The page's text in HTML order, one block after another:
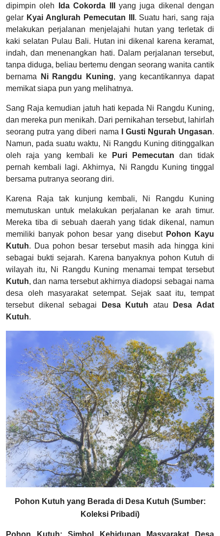
dipimpin oleh
Ida Cokorda III
yang juga dikenal dengan
gelar Kyai Anglurah Pemecutan III . Suatu hari, sang raja
melakukan perjalanan menjelajahi hutan yang terletak di
kaki selatan Pulau Bali. Hutan ini dikenal karena keramat,
indah, dan menenangkan hati. Dalam perjalanan tersebut,
tanpa diduga, beliau bertemu dengan seorang wanita cantik
bernama
Ni Rangdu Kuning, yang kecantikannya dapat
memikat siapa pun yang melihatnya.
Sang Raja kemudian jatuh hati kepada Ni Rangdu Kuning,
dan mereka pun menikah. Dari pernikahan tersebut, lahirlah
seorang putra yang diberi nama
I Gusti Ngurah Ungasan.
Namun, pada suatu waktu, Ni Rangdu Kuning ditinggalkan
oleh raja yang kembali ke
Puri Pemecutan dan tidak
pernah kembali lagi. Akhirnya, Ni Rangdu Kuning tinggal
bersama putranya seorang diri.
Karena Raja tak kunjung kembali, Ni Rangdu Kuning
memutuskan untuk melakukan perjalanan ke arah timur.
Mereka tiba di sebuah daerah yang tidak dikenal, namun
memiliki banyak pohon besar yang disebut Pohon Kayu
Kutuh. Dua pohon besar tersebut masih ada hingga kini
sebagai bukti sejarah. Karena banyaknya pohon Kutuh di
wilayah itu, Ni Rangdu Kuning menamai tempat tersebut
Kutuh, dan nama tersebut akhirnya diadopsi sebagai nama
desa oleh masyarakat setempat. Sejak saat itu, tempat
tersebut dikenal sebagai
Desa Kutuh atau
Desa Adat
Kutuh.
Pohon Kutuh yang Berada di Desa Kutuh (Sumber:
Koleksi Pribadi)
Pohon Kutuh: Simbol Kehidupan Masyarakat Desa